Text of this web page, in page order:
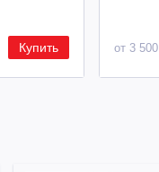
Купить от 3